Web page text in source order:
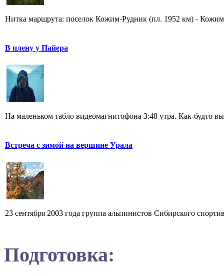
Нитка маршрута: поселок Кожим-Рудник (пл. 1952 км) -
В плену у Пайера
На маленьком табло видеомагнитофона 3:48 утра. Как-будто
Встреча с зимой на вершине Урала
23 сентября 2003 года группа альпинистов Сибирского
Подготовка: